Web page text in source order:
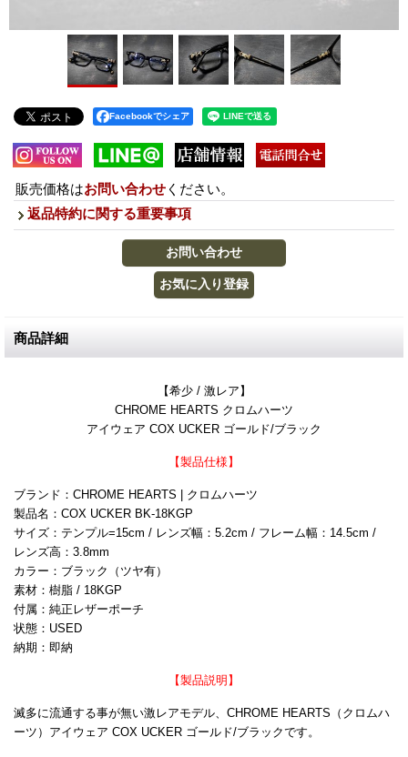
Facebookでシェア
販売価格はお問い合わせ ください。
返品特約に関する重要事項
商品詳細
【希少 / 激レア】
CHROME HEARTS クロムハーツ
アイウェア COX UCKER ゴールド/ブラック
【製品仕様】
ブランド：CHROME HEARTS | クロムハーツ
製品名：COX UCKER BK-18KGP
サイズ：テンプル=15cm / レンズ幅：5.2cm / フレーム幅：14.5cm /
レンズ高：3.8mm
カラー：ブラック（ツヤ有）
素材：樹脂 / 18KGP
付属：純正レザーポーチ
状態：USED
納期：即納
【製品説明】
滅多に流通する事が無い激レアモデル、CHROME HEARTS（クロムハ
ーツ）アイウェア COX UCKER ゴールド/ブラックです。